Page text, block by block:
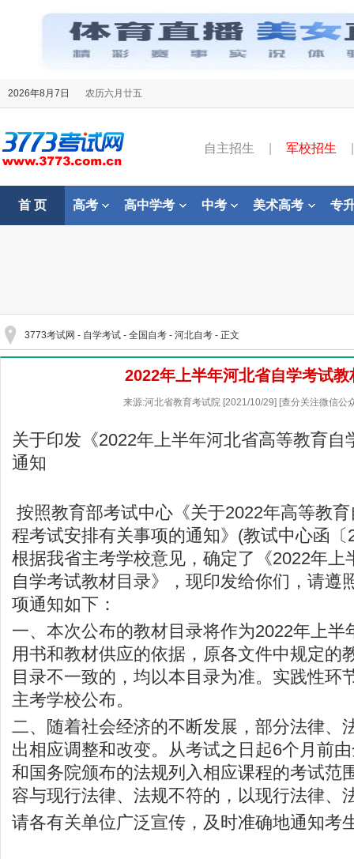
2026年8月7日 农历六月廿五
自主招生 军校招生
首 页 高考 高中学考 中考 美术高考 专
3773考试网 - 自学考试 - 全国自考 - 河北自考 - 正文
2022年上半年河北省自学考试教
来源:河北省教育考试院 [2021/10/29] [查分关注微信公
关于印发《2022年上半年河北省高等教育自
通知
按照教育部考试中心《关于2022年高等教
程考试安排有关事项的通知》(教试中心函〔
根据我省主考学校意见，确定了《2022年上
自学考试教材目录》，现印发给你们，请遵
项通知如下：
一、本次公布的教材目录将作为2022年上半
用书和教材供应的依据，原各文件中规定的
目录不一致的，均以本目录为准。实践性环
主考学校公布。
二、随着社会经济的不断发展，部分法律、
出相应调整和改变。从考试之日起6个月前
和国务院颁布的法规列入相应课程的考试范
容与现行法律、法规不符的，以现行法律、
请各有关单位广泛宣传，及时准确地通知考